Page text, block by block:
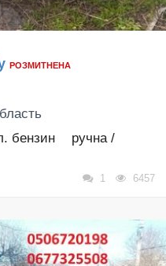
РОЗМИТНЕНА
бензин
ручна /
1 6457